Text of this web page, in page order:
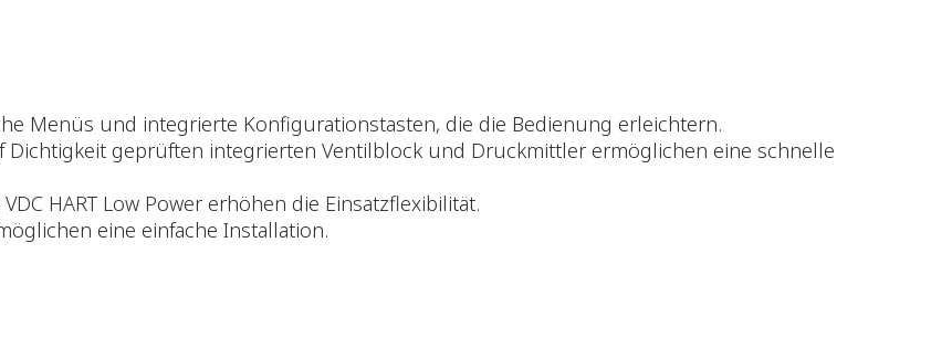
Menüs und integrierte Konfigurationstasten, die die Bedienung erleichtern.
geprüften integrierten Ventilblock und Druckmittler ermöglichen eine schnelle
HART Low Power erhöhen die Einsatzflexibilität.
eine einfache Installation.